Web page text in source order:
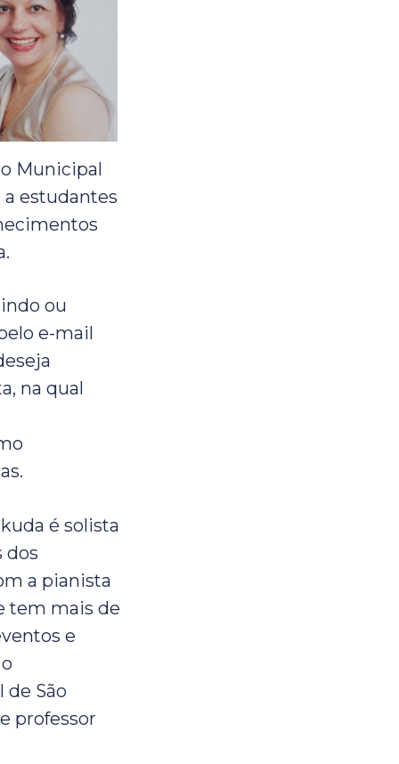
Municipal
a estudantes
ou
e-mail
na qual
é solista
dos
a pianista
tem mais de
e
São
professor